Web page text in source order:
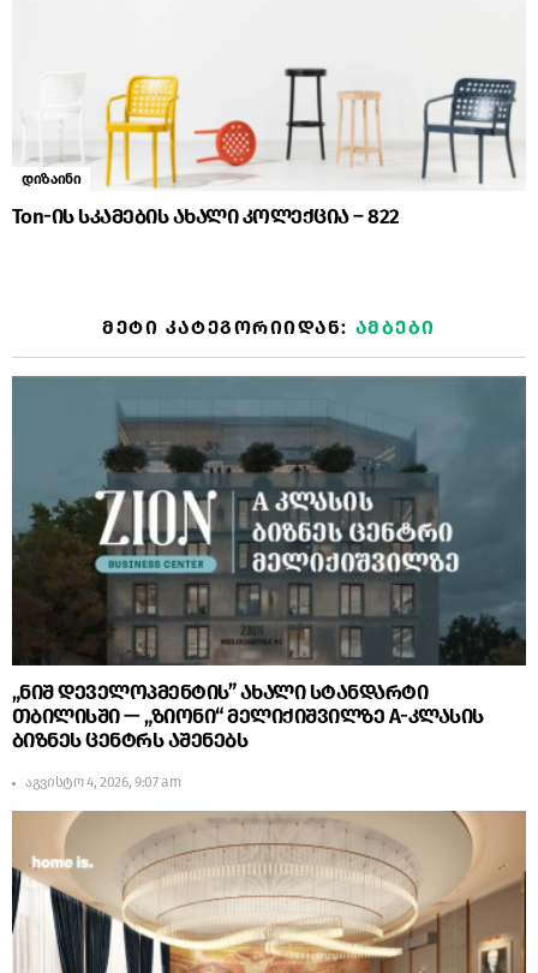
დიზაინი
Ton-ის სკამების ახალი კოლექცია – 822
ᲛᲔᲢᲘ ᲙᲐᲢᲔᲒᲝᲠᲘᲘᲓᲐᲜ: ᲐᲛᲑᲔᲑᲘ
„ნიშ დეველოპმენტის” ახალი სტანდარტი
თბილისში — „ზიონი“ მელიქიშვილზე A-კლასის
ბიზნეს ცენტრს აშენებს
აგვისტო 4, 2026, 9:07 am